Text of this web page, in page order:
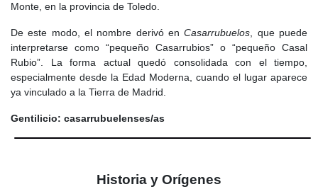
Monte, en la provincia de Toledo.
De este modo, el nombre derivó enCasarrubuelos, que puede
interpretarse como “pequeño Casarrubios” o “pequeño Casal
Rubio”. La forma actual quedó consolidada con el tiempo,
especialmente desde la Edad Moderna, cuando el lugar aparece
ya vinculado a la Tierra de Madrid.
Gentilicio: casarrubuelenses/as
Historia y Orígenes